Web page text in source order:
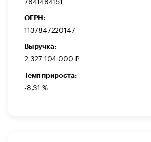
ОГРН:
1137847220147
Выручка:
2 327 104 000 ₽
Темп прироста:
-8,31 %